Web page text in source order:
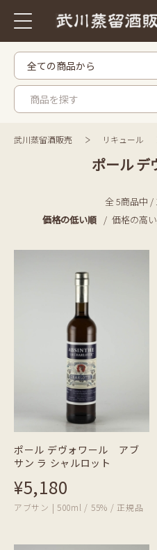
武川蒸留酒販売 リキュール
ポール デ
全 5商品中 /
価格の低い順
価格の高
ポール デヴォワール アブ
サン ラ シャルロット
¥5,180
アブサン | 500ml / 55% / 正規品